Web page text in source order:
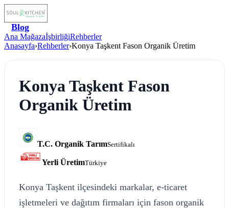
Blog
Ana MağazaİşbirliğiRehberler
Anasayfa›Rehberler›Konya Taşkent Fason Organik Üretim
Konya Taşkent Fason
Organik Üretim
T.C. Organik TarımSertifikalı
Yerli ÜretimTürkiye
Konya Taşkent ilçesindeki markalar, e-ticaret
işletmeleri ve dağıtım firmaları için fason organik